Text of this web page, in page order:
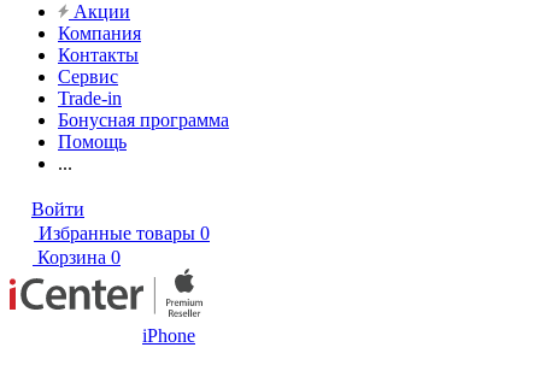
Акции
Компания
Контакты
Сервис
Trade-in
Бонусная программа
Помощь
...
Войти
Избранные товары 0
Корзина 0
iPhone